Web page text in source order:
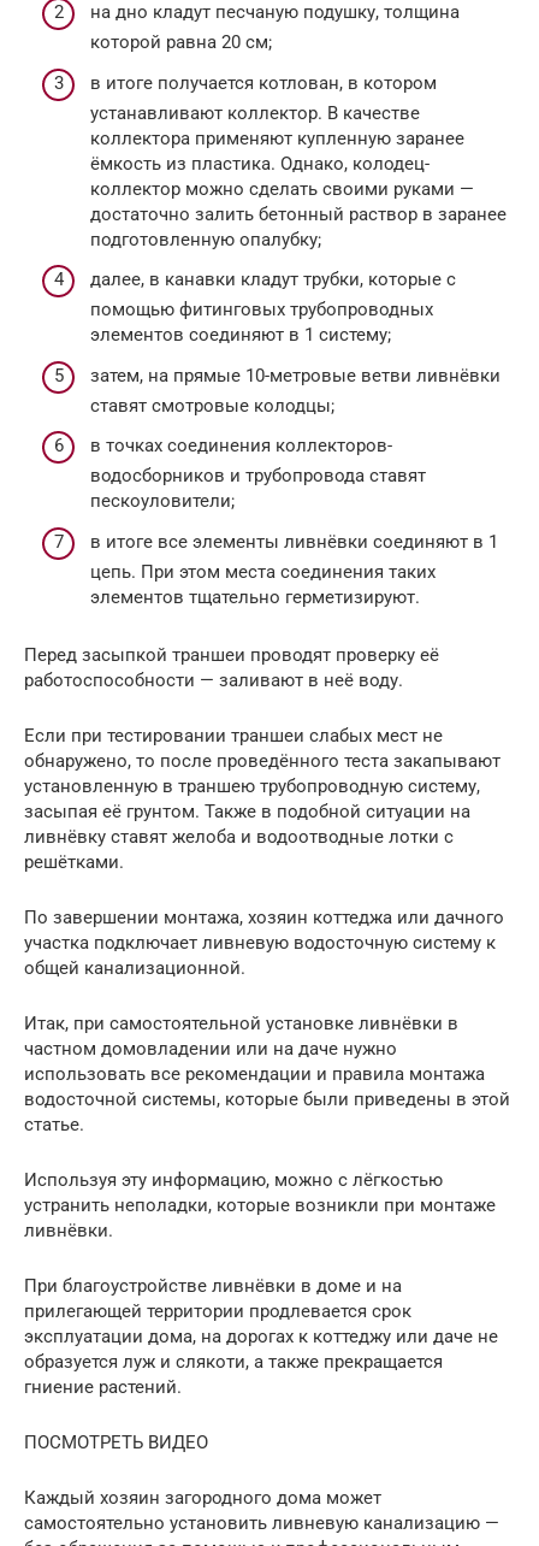
на дно кладут песчаную подушку, толщина
которой равна 20 см;
в итоге получается котлован, в котором
устанавливают коллектор. В качестве
коллектора применяют купленную заранее
ёмкость из пластика. Однако, колодец-
коллектор можно сделать своими руками —
достаточно залить бетонный раствор в заранее
подготовленную опалубку;
далее, в канавки кладут трубки, которые с
помощью фитинговых трубопроводных
элементов соединяют в 1 систему;
затем, на прямые 10-метровые ветви ливнёвки
ставят смотровые колодцы;
в точках соединения коллекторов-
водосборников и трубопровода ставят
пескоуловители;
в итоге все элементы ливнёвки соединяют в 1
цепь. При этом места соединения таких
элементов тщательно герметизируют.
Перед засыпкой траншеи проводят проверку её
работоспособности — заливают в неё воду.
Если при тестировании траншеи слабых мест не
обнаружено, то после проведённого теста закапывают
установленную в траншею трубопроводную систему,
засыпая её грунтом. Также в подобной ситуации на
ливнёвку ставят желоба и водоотводные лотки с
решётками.
По завершении монтажа, хозяин коттеджа или дачного
участка подключает ливневую водосточную систему к
общей канализационной.
Итак, при самостоятельной установке ливнёвки в
частном домовладении или на даче нужно
использовать все рекомендации и правила монтажа
водосточной системы, которые были приведены в этой
статье.
Используя эту информацию, можно с лёгкостью
устранить неполадки, которые возникли при монтаже
ливнёвки.
При благоустройстве ливнёвки в доме и на
прилегающей территории продлевается срок
эксплуатации дома, на дорогах к коттеджу или даче не
образуется луж и слякоти, а также прекращается
гниение растений.
ПОСМОТРЕТЬ ВИДЕО
Каждый хозяин загородного дома может
самостоятельно установить ливневую канализацию —